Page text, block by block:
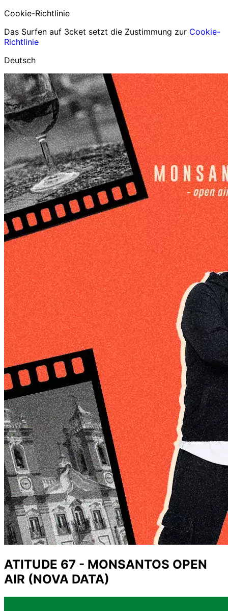
Cookie-Richtlinie
Das Surfen auf 3cket setzt die Zustimmung zur Cookie-
Richtlinie
Deutsch
ATITUDE 67 - MONSANTOS OPEN
AIR (NOVA DATA)